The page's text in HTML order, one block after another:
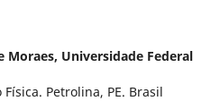
Moraes, Universidade Federal
Petrolina, PE. Brasil